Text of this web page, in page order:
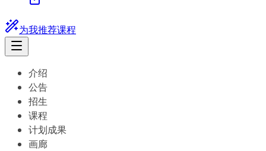
为我推荐课程
介绍
公告
招生
课程
计划成果
画廊